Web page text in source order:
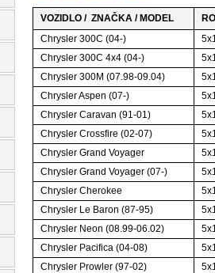
VOZIDLO / ZNAČKA / MODEL
Chrysler 300C (04-)
Chrysler 300C 4x4 (04-)
Chrysler 300M (07.98-09.04)
Chrysler Aspen (07-)
Chrysler Caravan (91-01)
Chrysler Crossfire (02-07)
Chrysler Grand Voyager
Chrysler Grand Voyager (07-)
Chrysler Cherokee
Chrysler Le Baron (87-95)
Chrysler Neon (08.99-06.02)
Chrysler Pacifica (04-08)
Chrysler Prowler (97-02)